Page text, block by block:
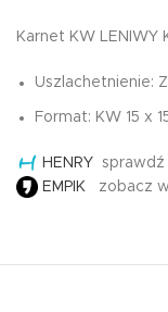
Karnet KW
Uszlachetnienie:
Format: KW 15 x
HENRY sprawdź
EMPIK zobacz